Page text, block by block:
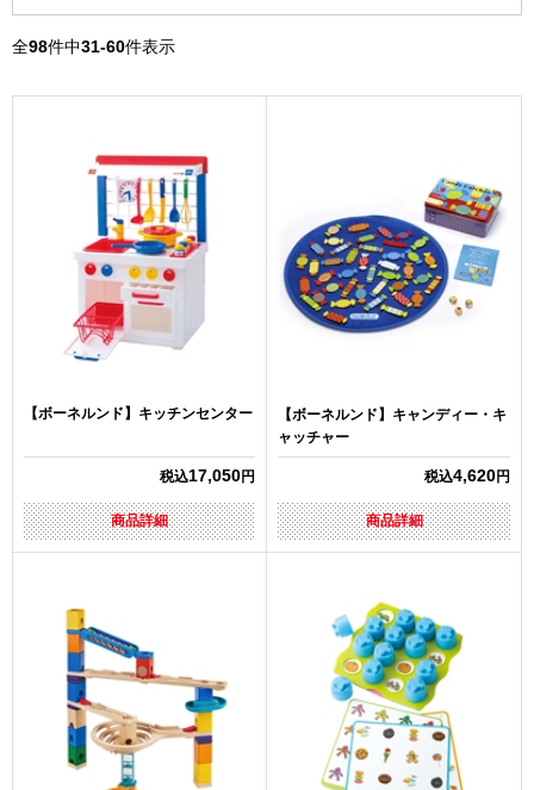
全98件中31-60件表示
【ボーネルンド】キッチンセンター
税込17,050円
商品詳細
【ボーネルンド】キャンディー・キ
ャッチャー
税込4,620円
商品詳細